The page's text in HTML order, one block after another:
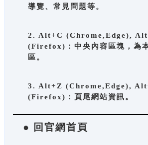
導覽、常見問題等。
2. Alt+C (Chrome,Edge),
(Firefox)：中央內容區塊，為
區。
3. Alt+Z (Chrome,Edge),
(Firefox)：頁尾網站資訊。
● 回官網首頁